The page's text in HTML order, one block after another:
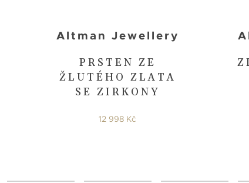
PRSTEN ZE
ŽLUTÉHO ZLATA
SE ZIRKONY
Altman Jewellery
12 998 Kč